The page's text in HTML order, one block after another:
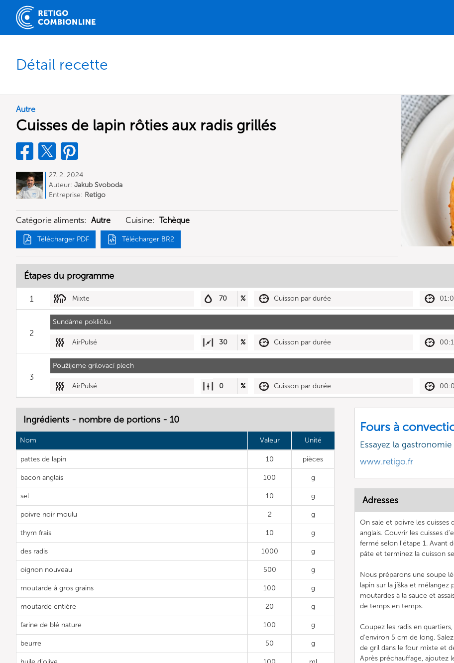
Détail recette
Autre
Cuisses de lapin rôties aux radis grillés
27. 2. 2024
Auteur: Jakub Svoboda
Entreprise: Retigo
Catégorie aliments: Autre Cuisine: Tchèque
Télécharger PDF Télécharger BR2
Étapes du programme
1 Mixte 70 % Cuisson par durée
Sundáme pokličku
2
AirPulsé 30 % Cuisson par durée
Použijeme grilovací plech
3
AirPulsé 0 % Cuisson par durée
Ingrédients - nombre de portions - 10
Nom Valeur Unité
pattes de lapin 10 pièces
bacon anglais 100 g
sel 10 g
poivre noir moulu 2 g
thym frais 10 g
des radis 1000 g
oignon nouveau 500 g
moutarde à gros grains 100 g
moutarde entière 20 g
farine de blé nature 100 g
beurre 50 g
Fours à
Essayez la
www.retigo.fr
Adresses
On sale et poivre les cuisses
anglais. Couvrir les cuisses
fermé selon l'étape 1. Avant
pâte et terminez la cuisson
Nous préparons une soupe
lapin sur la jíška et
moutardes à la sauce et
de temps en temps.
Coupez les radis en
d'environ 5 cm de long.
de gril dans le four mixte et
Après préchauffage, ajoutez